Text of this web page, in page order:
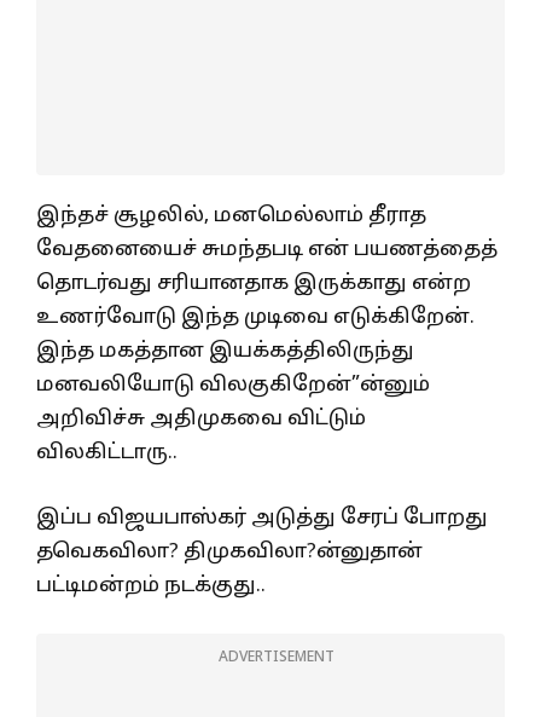
இந்தச் சூழலில், மனமெல்லாம் தீராத
வேதனையைச் சுமந்தபடி என் பயணத்தைத்
தொடர்வது சரியானதாக இருக்காது என்ற
உணர்வோடு இந்த முடிவை எடுக்கிறேன்.
இந்த மகத்தான இயக்கத்திலிருந்து
மனவலியோடு விலகுகிறேன்”ன்னும்
அறிவிச்சு அதிமுகவை விட்டும்
விலகிட்டாரு..
இப்ப விஜயபாஸ்கர் அடுத்து சேரப் போறது
தவெகவிலா? திமுகவிலா?ன்னுதான்
பட்டிமன்றம் நடக்குது..
ADVERTISEMENT